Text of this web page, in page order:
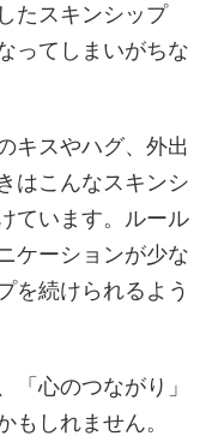
たスキンシップ
ってしまいがちな
キスやハグ、外出
はこんなスキンシ
ています。ルール
ケーションが少な
を続けられるよう
「心のつながり」
もしれません。